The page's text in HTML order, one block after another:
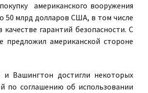
американского вооружения
50 млрд долларов США, в том числе
гарантий безопасности. С
предложил американской стороне
и Вашингтон достигли некоторых
по соглашению об использовании